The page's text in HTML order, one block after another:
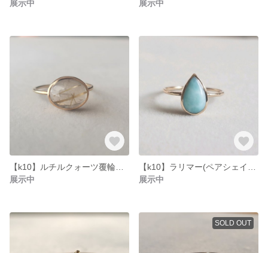
展示中
展示中
展示中
展示中
SOLD OUT